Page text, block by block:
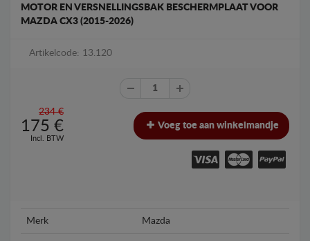
MOTOR EN VERSNELLINGSBAK BESCHERMPLAAT VOOR
MAZDA CX3 (2015-2026)
Artikelcode: 13.120
234 €
175 €
Incl. BTW
Voeg toe aan winkelmandje
Merk Mazda